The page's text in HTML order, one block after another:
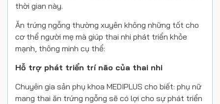
thời gian này.
Ăn trứng ngỗng thường xuyên không những tốt cho
cơ thể người mẹ mà giúp thai nhi phát triển khỏe
mạnh, thông minh cụ thể:
Hỗ trợ phát triển trí não của thai nhi
Chuyên gia sản phụ khoa MEDIPLUS cho biết: phụ nữ
mang thai ăn trứng ngỗng sẽ có lợi cho sự phát triển